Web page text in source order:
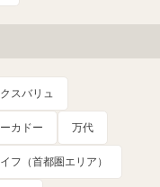
スバリュ
カドー 万代
フ（首都圏エリア）